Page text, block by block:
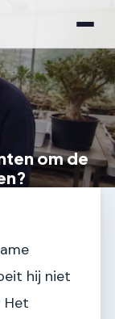
om de
hij niet
Het